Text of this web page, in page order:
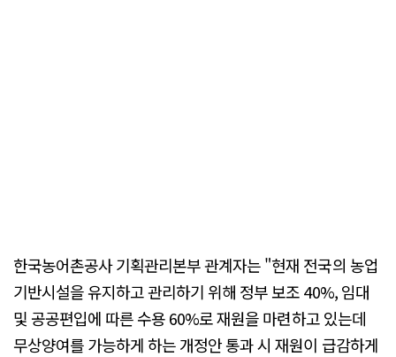
한국농어촌공사 기획관리본부 관계자는 "현재 전국의 농업
기반시설을 유지하고 관리하기 위해 정부 보조 40%, 임대
및 공공편입에 따른 수용 60%로 재원을 마련하고 있는데
무상양여를 가능하게 하는 개정안 통과 시 재원이 급감하게